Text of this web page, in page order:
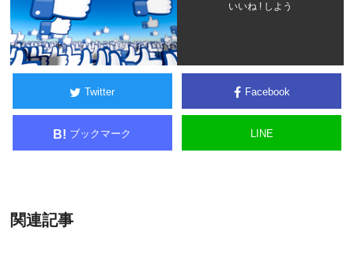
いいね ! しよう
Twitter Facebook
B! ブックマーク LINE
関連記事